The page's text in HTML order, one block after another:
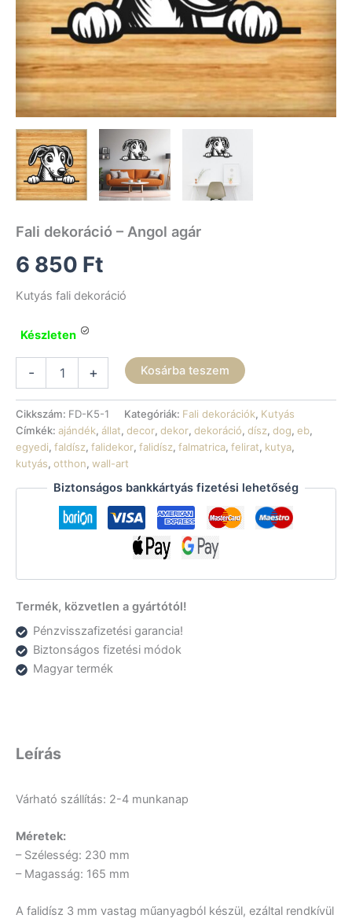
Fali dekoráció – Angol agár
6 850 Ft
Kutyás fali dekoráció
Készleten
-
dekoráció
Angol
agár
mennyiség
+ Kosárba teszem
Cikkszám: FD-K5-1 Kategóriák: Fali dekorációk, Kutyás
Címkék: ajándék, állat, decor, dekor, dekoráció, dísz, dog, eb,
egyedi, faldísz, falidekor, falidísz, falmatrica, felirat, kutya,
kutyás, otthon, wall-art
Biztonságos bankkártyás fizetési lehetőség
Termék, közvetlen a gyártótól!
Pénzvisszafizetési garancia!
Biztonságos fizetési módok
Magyar termék
Leírás
Várható szállítás: 2-4 munkanap
Méretek:
– Szélesség: 230 mm
– Magasság: 165 mm
A falidísz 3 mm vastag műanyagból készül, ezáltal rendkívül